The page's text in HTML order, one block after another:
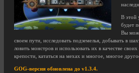
В этой
будет
Вы
своем пути, исследовать подземелья, добывать в
ловить монстров и использовать их в качестве
крепости, кататься на мехах и многое, многое
GOG-версия обновлена до v1.3.4.